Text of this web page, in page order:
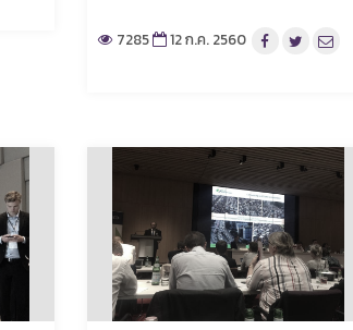
7285 12 ก.ค. 2560